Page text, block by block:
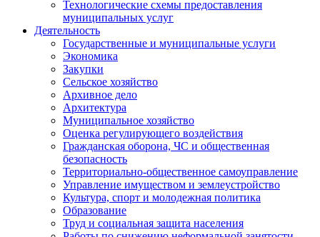
Технологические схемы предоставления
муниципальных услуг
Деятельность
Государственные и муниципальные услуги
Экономика
Закупки
Сельское хозяйство
Архивное дело
Архитектура
Муниципальное хозяйство
Оценка регулирующего воздействия
Гражданская оборона, ЧС и общественная
безопасность
Территориально-общественное самоуправление
Управление имуществом и землеустройство
Культура, спорт и молодежная политика
Образование
Труд и социальная защита населения